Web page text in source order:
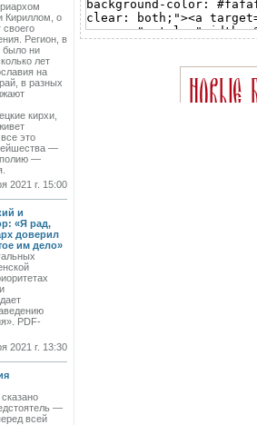
Кириллом, о
своего
Регион, в
было ни
лет
на
в разных
кирхи,
это
—
—
2021 г. 15:00
и
«Я рад,
доверил
им дело»
PDF-
2021 г. 13:30
—
всей